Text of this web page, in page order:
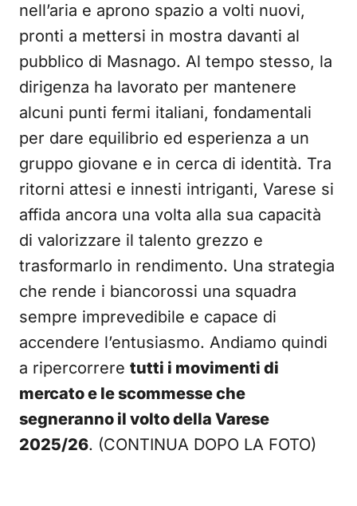
nell’aria e aprono spazio a volti nuovi,
pronti a mettersi in mostra davanti al
pubblico di Masnago. Al tempo stesso, la
dirigenza ha lavorato per mantenere
alcuni punti fermi italiani, fondamentali
per dare equilibrio ed esperienza a un
gruppo giovane e in cerca di identità. Tra
ritorni attesi e innesti intriganti, Varese si
affida ancora una volta alla sua capacità
di valorizzare il talento grezzo e
trasformarlo in rendimento. Una strategia
che rende i biancorossi una squadra
sempre imprevedibile e capace di
accendere l’entusiasmo. Andiamo quindi
a ripercorrere tutti i movimenti di
mercato e le scommesse che
segneranno il volto della Varese
2025/26. (CONTINUA DOPO LA FOTO)